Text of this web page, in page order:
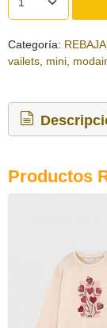
Categoría:
vailets mini
Productos